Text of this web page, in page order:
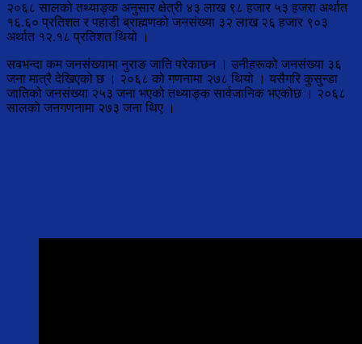
२०६८ सालको तथ्याङ्क अनुसार क्षेत्री ४३ लाख ९८ हजार ५३ हजरा अर्थात
१६.६० प्रतिशत र पहाडी ब्राह्मणको जनसंख्या ३२ लाख २६ हजार ९०३
अर्थात १२.१८ प्रतिशत थियो ।
सबभन्दा कम जनसंख्यामा नुराङ जाति परेकाछन । उनीहरूको जनसंख्या ३६
जना मात्रै देखिएको छ । २०६८ को गणनामा २७८ थियो । यसैगरि कुसुन्डा
जातिको जनसंख्या २५३ जना भएको तथ्याङ्क सार्वजानिक भएकोछ । २०६८
सालको जनगणनामा २७३ जना थिए ।